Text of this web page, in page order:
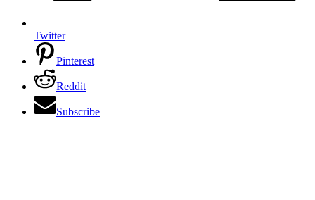
Twitter
Pinterest
Reddit
Subscribe